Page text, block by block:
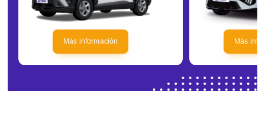
Más información Más